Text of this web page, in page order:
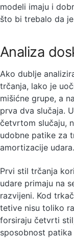
modeli imaju i
što bi trebalo da
Analiza
Ako dublje
trčanja, lako je
mišićne grupe, a
prva dva slučaja.
četvrtom slučaju,
udobne patike za
amortizacije udara.
Prvi stil trčanja
udare primaju na
razvijeni. Kod
tetive nisu toliko
forsiraju četvrti
sposobnost